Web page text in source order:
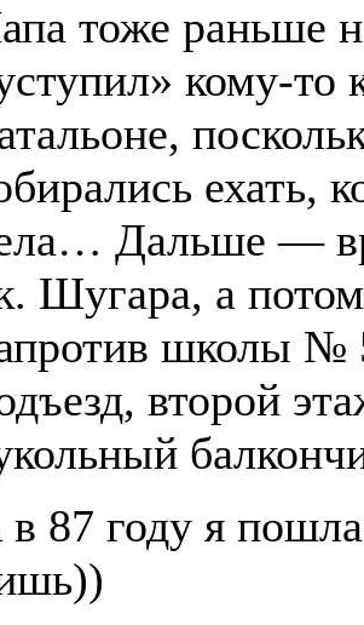
тоже раньше
кому-то
ехать,
Дальше —
Шугара, а
школы №
второй
87 году я пошла